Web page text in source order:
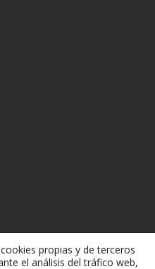
propias y de terceros
el análisis del tráfico web,